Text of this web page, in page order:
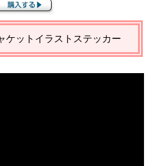
ケットイラストステッカー